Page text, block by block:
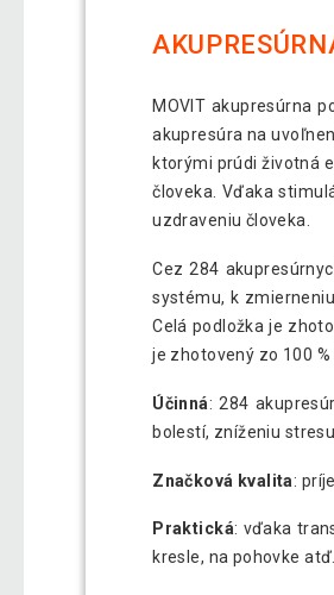
MOVIT akupresúrna
akupresúra na
ktorými prúdi životná
človeka. Vďaka
uzdraveniu človeka.
Cez 284
systému, k
Celá podložka je
je zhotovený zo 100
Účinná: 284
bolestí, zníženiu
Značková kvalita:
Praktická: vďaka
kresle, na pohovke atď.